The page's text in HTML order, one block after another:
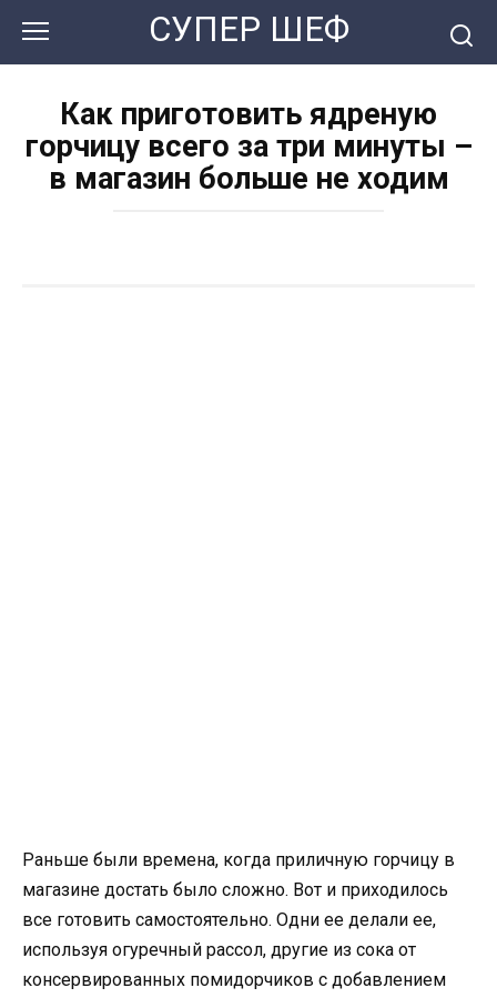
контенту
СУПЕР ШЕФ
Как приготовить ядреную
горчицу всего за три минуты –
в магазин больше не ходим
Раньше были времена, когда приличную горчицу в
магазине достать было сложно. Вот и приходилось
все готовить самостоятельно. Одни ее делали ее,
используя огуречный рассол, другие из сока от
консервированных помидорчиков с добавлением